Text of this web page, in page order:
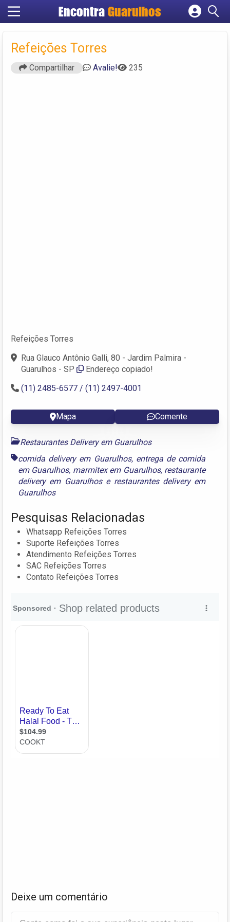
Encontra Guarulhos
Cadastrar empresa
Criar conta
Refeições Torres
Compartilhar Avalie! 235
Refeições Torres
Rua Glauco Antônio Galli, 80 - Jardim Palmira -
Guarulhos - SP
Endereço copiado!
(11) 2485-6577 / (11) 2497-4001
Mapa Comente
Restaurantes Delivery em Guarulhos
comida delivery em Guarulhos, entrega de comida
em Guarulhos, marmitex em Guarulhos, restaurante
delivery em Guarulhose restaurantes delivery em
Guarulhos
Pesquisas Relacionadas
Whatsapp Refeições Torres
Suporte Refeições Torres
Atendimento Refeições Torres
SAC Refeições Torres
Contato Refeições Torres
Deixe um comentário